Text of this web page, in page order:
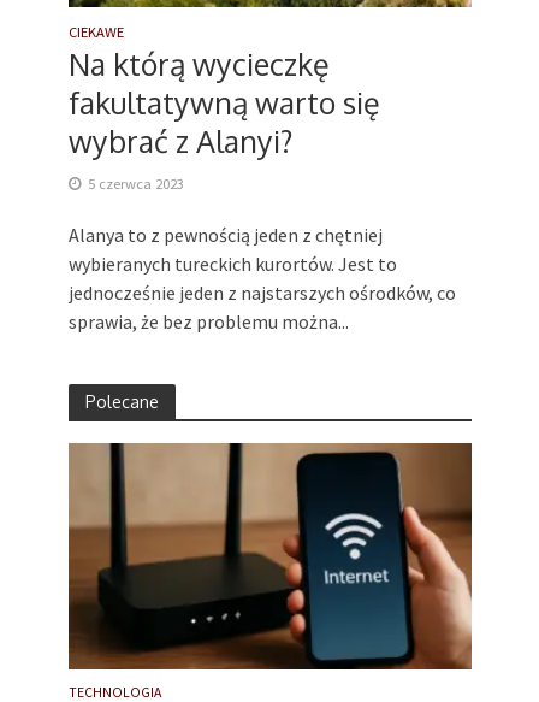
CIEKAWE
Na którą wycieczkę
fakultatywną warto się
wybrać z Alanyi?
5 czerwca 2023
Alanya to z pewnością jeden z chętniej
wybieranych tureckich kurortów. Jest to
jednocześnie jeden z najstarszych ośrodków, co
sprawia, że bez problemu można...
Polecane
TECHNOLOGIA